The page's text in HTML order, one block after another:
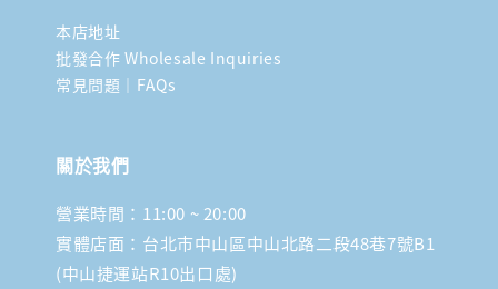
本店地址
批發合作 Wholesale Inquiries
常見問題｜FAQs
關於我們
營業時間：11:00 ~ 20:00
實體店面：台北市中山區中山北路二段48巷7號B1
(中山捷運站R10出口處)